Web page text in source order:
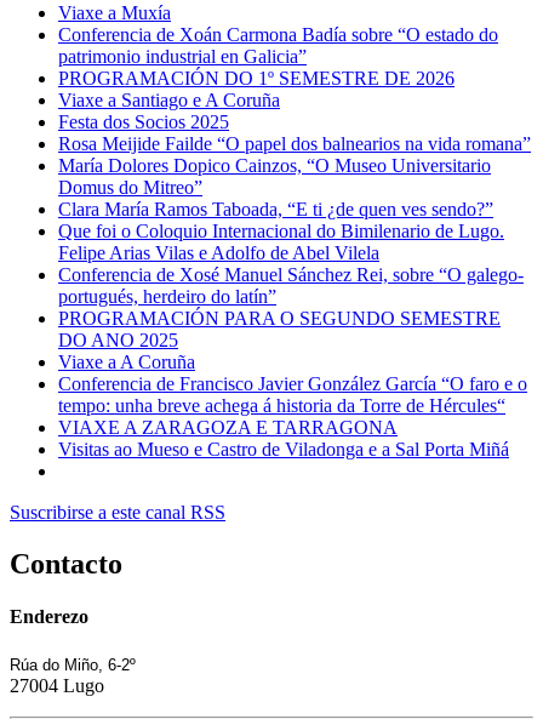
Viaxe a Muxía
Conferencia de Xoán Carmona Badía sobre “O estado do
patrimonio industrial en Galicia”
PROGRAMACIÓN DO 1º SEMESTRE DE 2026
Viaxe a Santiago e A Coruña
Festa dos Socios 2025
Rosa Meijide Failde “O papel dos balnearios na vida romana”
María Dolores Dopico Cainzos, “O Museo Universitario
Domus do Mitreo”
Clara María Ramos Taboada, “E ti ¿de quen ves sendo?”
Que foi o Coloquio Internacional do Bimilenario de Lugo.
Felipe Arias Vilas e Adolfo de Abel Vilela
Conferencia de Xosé Manuel Sánchez Rei, sobre “O galego-
portugués, herdeiro do latín”
PROGRAMACIÓN PARA O SEGUNDO SEMESTRE
DO ANO 2025
Viaxe a A Coruña
Conferencia de Francisco Javier González García “O faro e o
tempo: unha breve achega á historia da Torre de Hércules“
VIAXE A ZARAGOZA E TARRAGONA
Visitas ao Mueso e Castro de Viladonga e a Sal Porta Miñá
Suscribirse a este canal RSS
Contacto
Enderezo
Rúa do Miño, 6-2º
27004 Lugo